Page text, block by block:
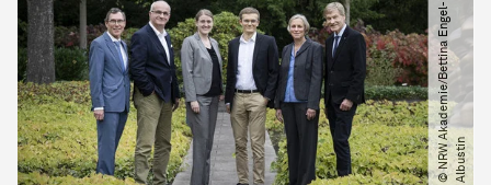
©
N
R
W
A
k
a
d
e
m
i
e​
/​
B
e
t
t
i
n
a
E
n
g
e
l
-
A
l
b
u
s
t
in